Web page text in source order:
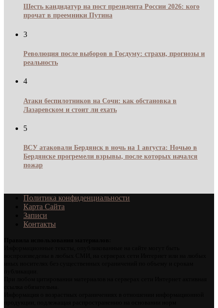
Шесть кандидатур на пост президента России 2026: кого
прочат в преемники Путина
3
Революция после выборов в Госдуму: страхи, прогнозы и
реальность
4
Атаки беспилотников на Сочи: как обстановка в
Лазаревском и стоит ли ехать
5
ВСУ атаковали Бердянск в ночь на 1 августа: Ночью в
Бердянске прогремели взрывы, после которых начался
пожар
Политика конфиденциальности
Карта Сайта
Записи
Контакты